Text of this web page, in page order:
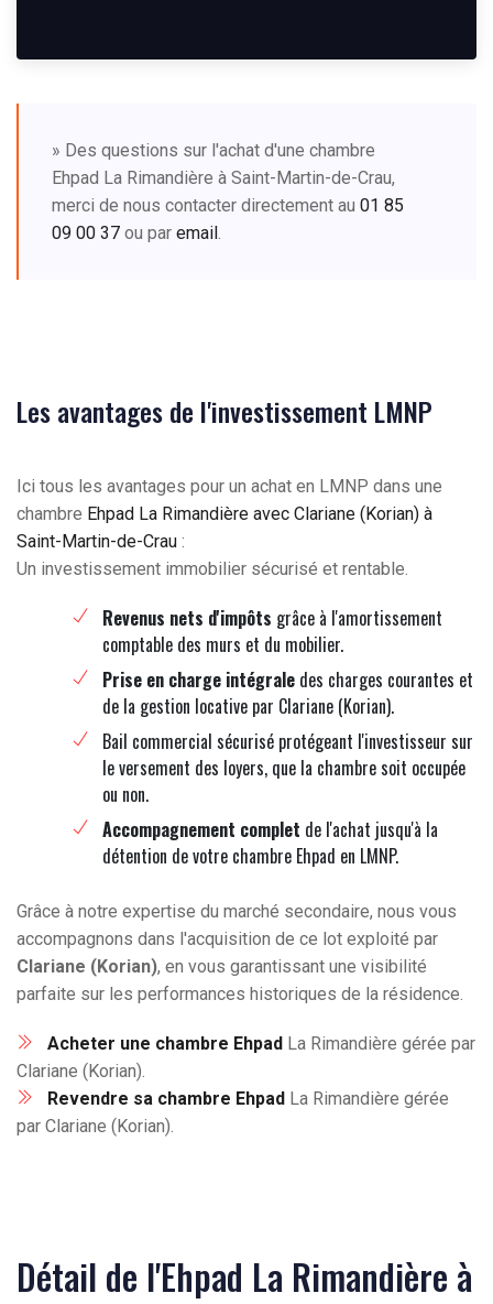
» Des questions sur l'achat d'une chambre
Ehpad La Rimandière à Saint-Martin-de-Crau,
merci de nous contacter directement au 01 85
09 00 37 ou par email .
Les avantages de l'investissement LMNP
Ici tous les avantages pour un achat en LMNP dans une
chambre Ehpad La Rimandière avec Clariane (Korian) à
Saint-Martin-de-Crau :
Un investissement immobilier sécurisé et rentable.
Revenus nets d'impôts grâce à l'amortissement
comptable des murs et du mobilier.
Prise en charge intégrale des charges courantes et
de la gestion locative par Clariane (Korian).
Bail commercial sécurisé protégeant l'investisseur sur
le versement des loyers, que la chambre soit occupée
ou non.
Accompagnement complet de l'achat jusqu'à la
détention de votre chambre Ehpad en LMNP.
Grâce à notre expertise du marché secondaire, nous vous
accompagnons dans l'acquisition de ce lot exploité par
Clariane (Korian), en vous garantissant une visibilité
parfaite sur les performances historiques de la résidence.
Acheter une chambre Ehpad La Rimandière gérée par
Clariane (Korian).
Revendre sa chambre Ehpad La Rimandière gérée
par Clariane (Korian).
Détail de l'Ehpad La Rimandière à